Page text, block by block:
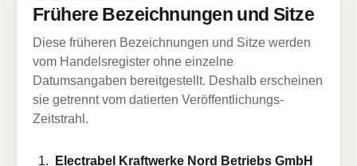
Frühere Bezeichnungen und Sitze
Diese früheren Bezeichnungen und Sitze werden
vom Handelsregister ohne einzelne
Datumsangaben bereitgestellt. Deshalb erscheinen
sie getrennt vom datierten Veröffentlichungs-
Zeitstrahl.
Electrabel Kraftwerke Nord Betriebs GmbH